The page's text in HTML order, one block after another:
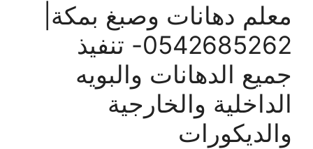
معلم دهانات وصبغ بمكة|
0542685262- تنفيذ
جميع الدهانات والبويه
الداخلية والخارجية
والديكورات